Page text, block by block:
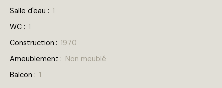
Salle d'eau : 1
WC : 1
Construction : 1970
Ameublement : Non meublé
Balcon : 1